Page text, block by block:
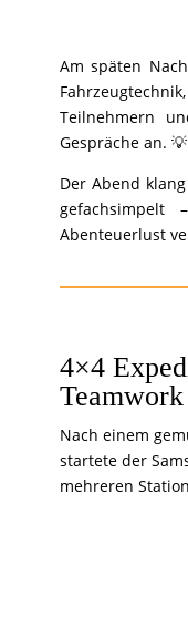
Am späten
Teilnehmern
Gespräche an.
Der Abend
gefachsimpelt
Abenteuerlust
4×4
Nach einem
startete der
mehreren